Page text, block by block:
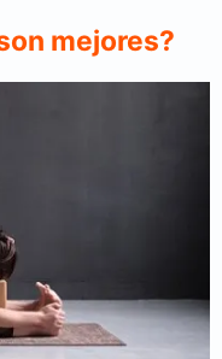
mejores?